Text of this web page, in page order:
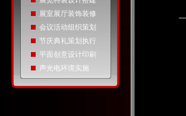
展室展厅装饰装修
会议活动组织策划
节庆典礼策划执行
平面创意设计印刷
声光电环境实施